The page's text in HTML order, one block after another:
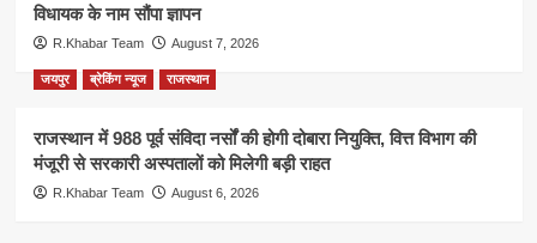
विधायक के नाम सौंपा ज्ञापन
R.Khabar Team August 7, 2026
जयपुर ब्रेकिंग न्यूज राजस्थान
राजस्थान में 988 पूर्व संविदा नर्सों की होगी दोबारा नियुक्ति, वित्त विभाग की
मंजूरी से सरकारी अस्पतालों को मिलेगी बड़ी राहत
R.Khabar Team August 6, 2026